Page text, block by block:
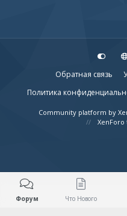
Обратная связь
Политика
Community platform by
Форум Что Нового